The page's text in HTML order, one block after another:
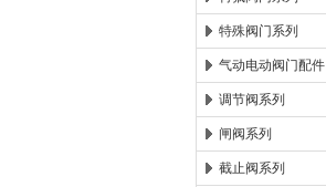
特殊阀门系列
气动电动阀门配件
调节阀系列
闸阀系列
截止阀系列